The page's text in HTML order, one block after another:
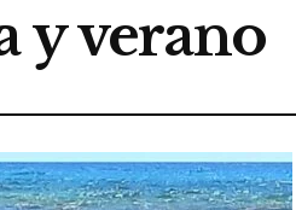
y verano